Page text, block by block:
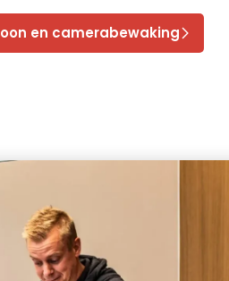
en camerabewaking